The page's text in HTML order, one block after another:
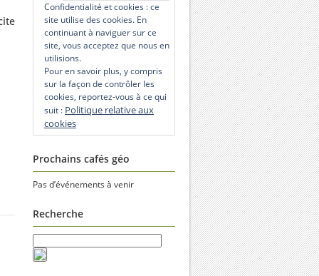
Confidentialité et cookies : ce
site utilise des cookies. En
continuant à naviguer sur ce
site, vous acceptez que nous en
utilisions.
Pour en savoir plus, y compris
sur la façon de contrôler les
cookies, reportez-vous à ce qui
suit : Politique relative aux
cookies
Prochains cafés géo
Pas d’événements à venir
Recherche